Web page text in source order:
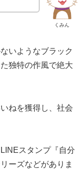
くみん
いようなブラック
独特の作風で絶大
ねを獲得し、社会
スタンプ『自分
ーズなどがありま